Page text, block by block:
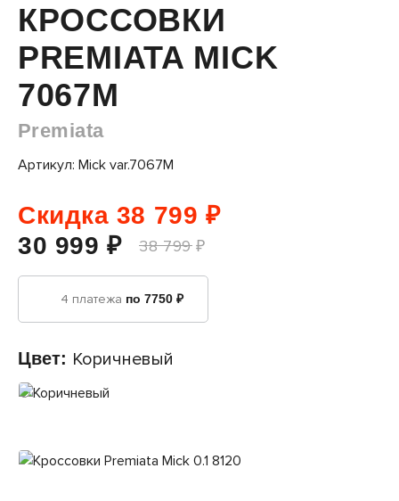
КРОССОВКИ
PREMIATA MICK
7067M
Premiata
Артикул: Mick var.7067M
Скидка 38 799 ₽
30 999 ₽
38 799 ₽
4 платежа по 7750 ₽
Цвет: Коричневый